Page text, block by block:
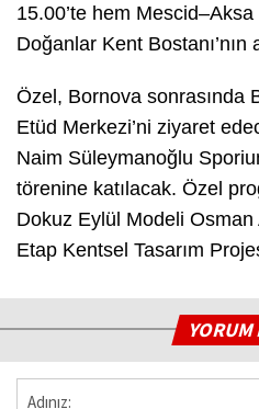
15.00’te hem
Doğanlar Kent Bostanı’nın
Özel, Bornova sonrasında
Etüd Merkezi’ni ziyaret
Naim Süleymanoğlu
törenine katılacak. Özel
Dokuz Eylül Modeli
Etap Kentsel Tasarım